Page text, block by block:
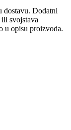
​​dostavu. Dodatni
svojstava
u opisu proizvoda.